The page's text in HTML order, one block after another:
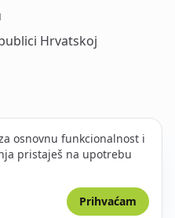
Hrvatskoj
osnovnu funkcionalnost i
pristaješ na upotrebu
Prihvaćam